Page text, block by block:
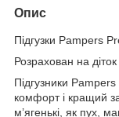
Опис
Підгузки Pampers
Розрахован на
Підгузники
комфорт і кращий
м’ягенькі, як пух,